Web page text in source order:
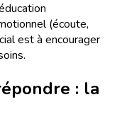
(écoute,
est à encourager
: la